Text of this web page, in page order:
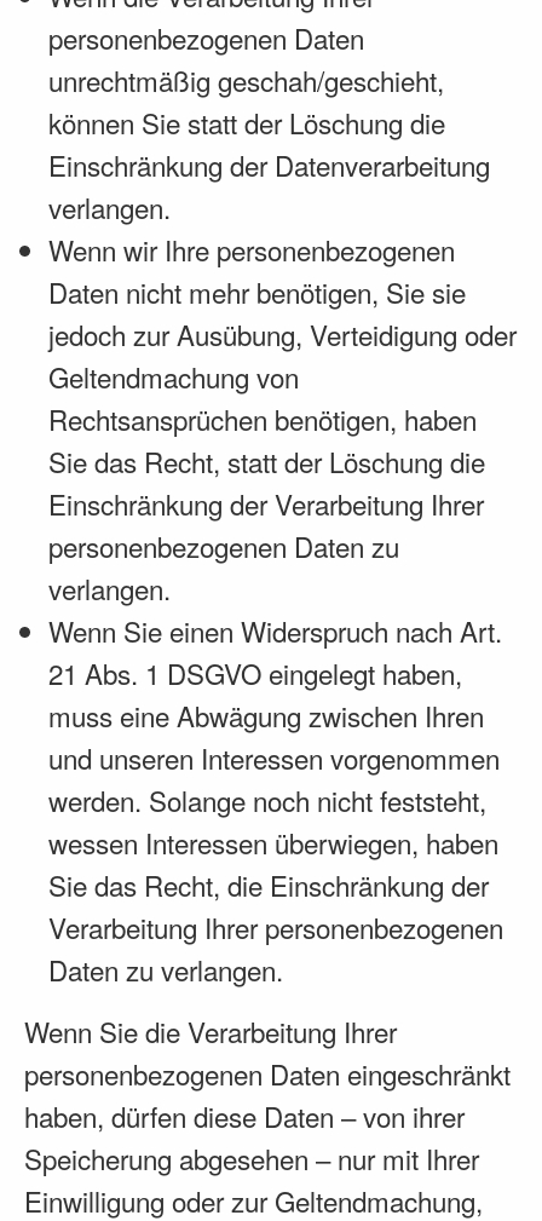
personenbezogenen Daten
unrechtmäßig geschah/geschieht,
können Sie statt der Löschung die
Einschränkung der Datenverarbeitung
verlangen.
Wenn wir Ihre personenbezogenen
Daten nicht mehr benötigen, Sie sie
jedoch zur Ausübung, Verteidigung oder
Geltendmachung von
Rechtsansprüchen benötigen, haben
Sie das Recht, statt der Löschung die
Einschränkung der Verarbeitung Ihrer
personenbezogenen Daten zu
verlangen.
Wenn Sie einen Widerspruch nach Art.
21 Abs. 1 DSGVO eingelegt haben,
muss eine Abwägung zwischen Ihren
und unseren Interessen vorgenommen
werden. Solange noch nicht feststeht,
wessen Interessen überwiegen, haben
Sie das Recht, die Einschränkung der
Verarbeitung Ihrer personenbezogenen
Daten zu verlangen.
Wenn Sie die Verarbeitung Ihrer
personenbezogenen Daten eingeschränkt
haben, dürfen diese Daten – von ihrer
Speicherung abgesehen – nur mit Ihrer
Einwilligung oder zur Geltendmachung,